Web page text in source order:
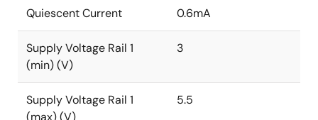
Quiescent Current 0.6mA
Supply Voltage Rail 1
(min) (V)
3
Supply Voltage Rail 1
(max) (V)
5.5